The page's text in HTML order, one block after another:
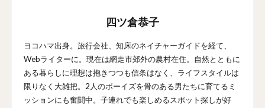
四ツ倉恭子
ヨコハマ出身。旅行会社、知床のネイチャーガイドを経て、
Webライターに。現在は網走市郊外の農村在住。自然とともに
ある暮らしに理想は抱きつつも信条はなく、ライフスタイルは
限りなく大雑把。2人のボーイズを骨のある男たちに育てるミ
ッションにも奮闘中。子連れでも楽しめるスポット探しが好